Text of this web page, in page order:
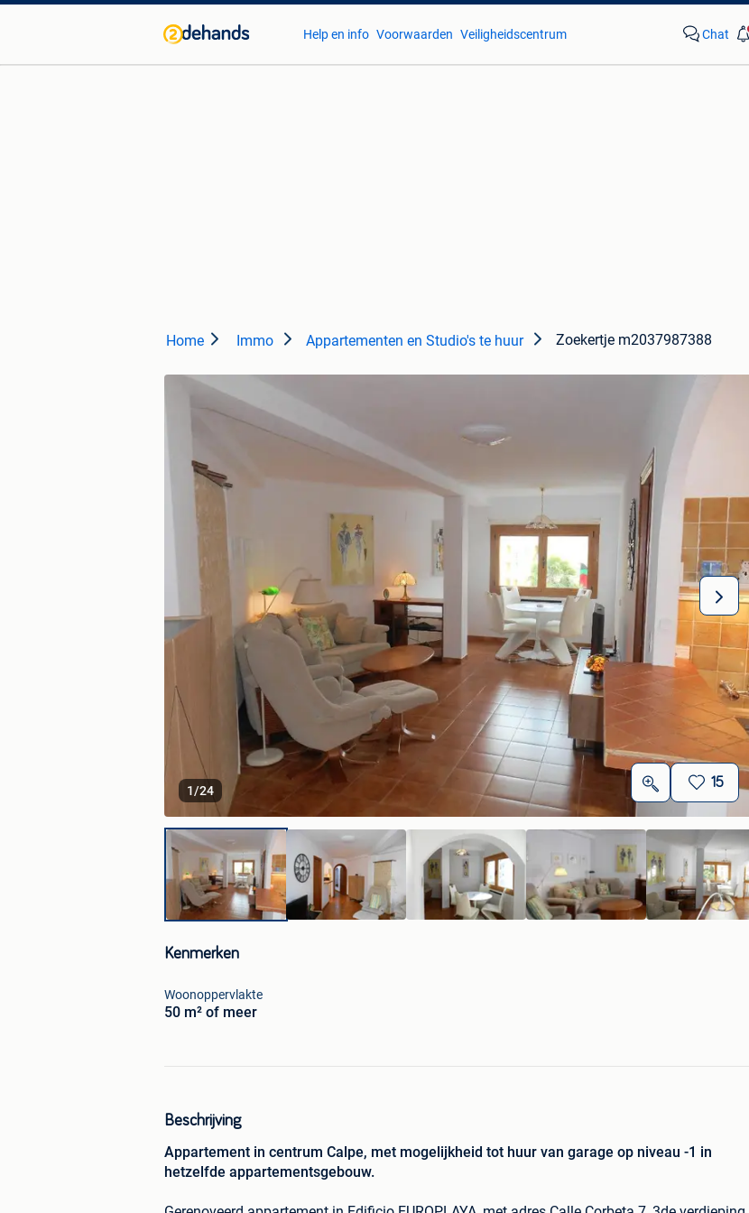
Help en info Voorwaarden Veiligheidscentrum Chat
Home Immo Appartementen en Studio's te huur Zoekertje m2037987388
1/24
15
Kenmerken
Woonoppervlakte
50 m² of meer
Beschrijving
Appartement in centrum Calpe, met mogelijkheid tot huur van garage op niveau -1 in
hetzelfde appartementsgebouw.